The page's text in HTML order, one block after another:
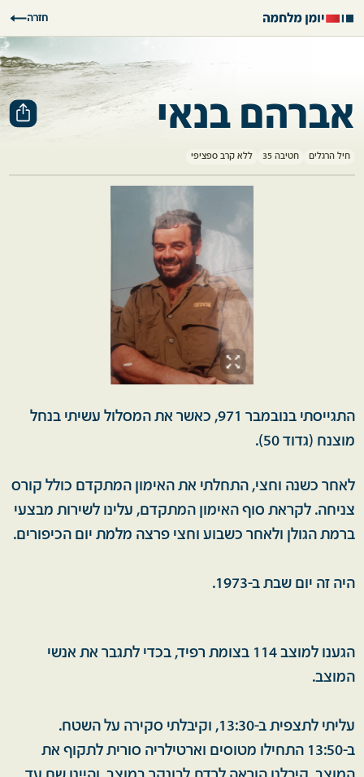
חזרה
אברהם בנאי
חיל הרגלים חטיבה 35 ללא קרב ספציפי
התגייסתי בנובמבר 971, כאשר את המסלול עשיתי בנחל
מוצנח (גדוד 50).
לאחר כשנה וחצי, התחלתי את האימון המתקדם כולל קורס
צניחה. לקראת סוף האימון המתקדם, עלינו לשירות מבצעי
ברמת הגולן ולאחר כשבוע וחצי פרצה מלמת יום הכיפורים.
היה זה יום שבת ב-1973.
הגענו למוצב 114 בצומת רפיד, בכדי לתגבר את אנשי
המוצב.
עליתי לתצפית ב-13:30, וקיבלתי סקירה על השטח.
ב-13:50 התחילו מטוסים וארטילריה סורית לתקוף את